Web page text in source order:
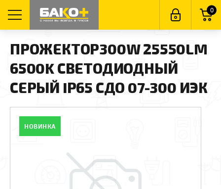
0
ПРОЖЕКТОР300W 25550LM
6500K СВЕТОДИОДНЫЙ
СЕРЫЙ IP65 СДО 07-300 ИЭК
НОВИНКА